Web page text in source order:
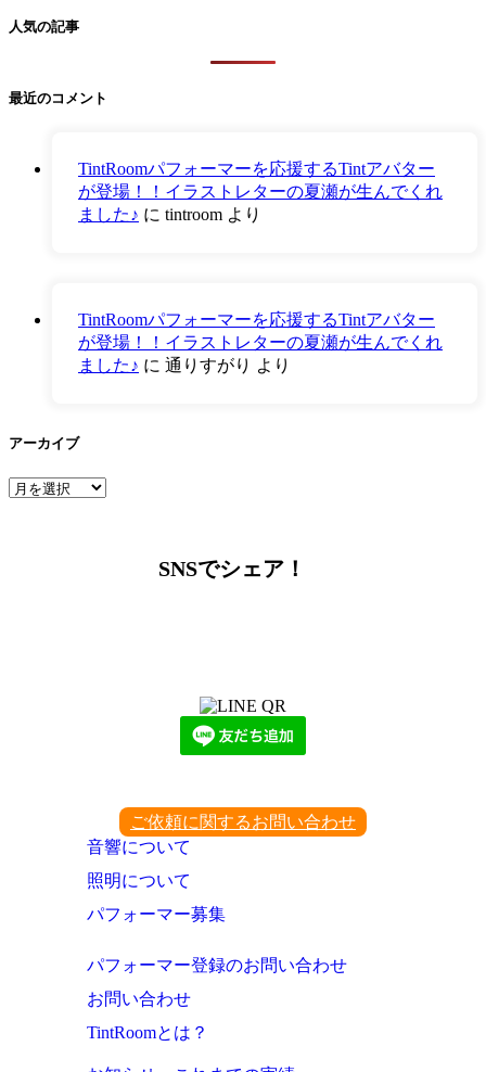
人気の記事
最近のコメント
TintRoomパフォーマーを応援するTintアバター
が登場！！イラストレターの夏瀬が生んでくれ
ました♪ に tintroom より
TintRoomパフォーマーを応援するTintアバター
が登場！！イラストレターの夏瀬が生んでくれ
ました♪ に 通りすがり より
アーカイブ
ア
SNSでシェア！
ご依頼に関するお問い合わせ
音響について
照明について
パフォーマー募集
パフォーマー登録のお問い合わせ
お問い合わせ
TintRoomとは？